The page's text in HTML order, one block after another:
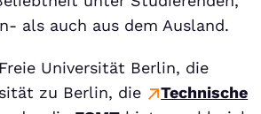
als auch aus dem Ausland.
Universität Berlin, die
zu Berlin, die
Technische